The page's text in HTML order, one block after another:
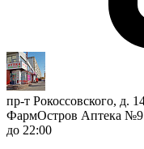
пр-т Рокоссовского, д.
ФармОстров Аптека №9
до 22:00